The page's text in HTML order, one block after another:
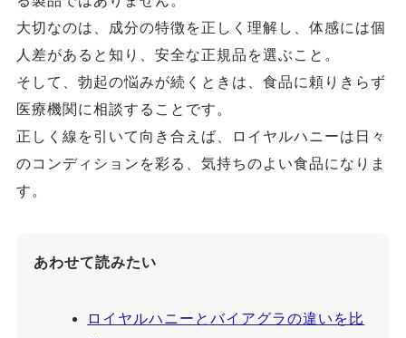
大切なのは、成分の特徴を正しく理解し、体感には個
人差があると知り、安全な正規品を選ぶこと。
そして、勃起の悩みが続くときは、食品に頼りきらず
医療機関に相談することです。
正しく線を引いて向き合えば、ロイヤルハニーは日々
のコンディションを彩る、気持ちのよい食品になりま
す。
あわせて読みたい
ロイヤルハニーとバイアグラの違いを比